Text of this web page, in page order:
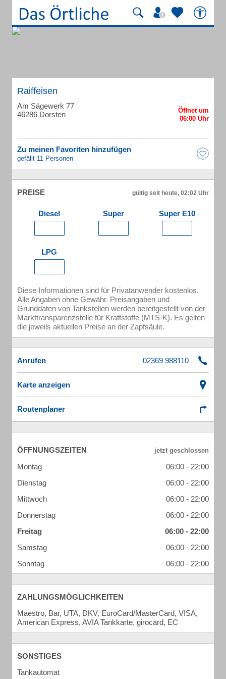
Raiffeisen
Am Sägewerk 77
46286 Dorsten
Zu meinen Favoriten hinzufügen
gefällt 11 Personen
PREISE gültig seit heute, 02:02 Uhr
Diesel Super Super E10
LPG
Diese Informationen sind für Privatanwender kostenlos.
Alle Angaben ohne Gewähr. Preisangaben und
Grunddaten von Tankstellen werden bereitgestellt von der
Markttransparenzstelle für Kraftstoffe (MTS-K). Es gelten
die jeweils aktuellen Preise an der Zapfsäule.
Anrufen
Karte anzeigen
Routenplaner
ÖFFNUNGSZEITEN
Montag
06:00 - 22:00
Dienstag
06:00 - 22:00
Mittwoch
06:00 - 22:00
Donnerstag
06:00 - 22:00
Freitag
06:00 - 22:00
Samstag
06:00 - 22:00
Sonntag
06:00 - 22:00
ZAHLUNGSMÖGLICHKEITEN
Maestro, Bar, UTA, DKV, EuroCard/MasterCard, VISA,
American Express, AVIA Tankkarte, girocard, EC
SONSTIGES
Tankautomat